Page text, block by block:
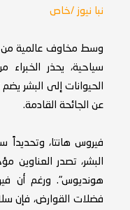
نبا نيوز /خاص
وسط مخاوف عالمية
سياحية، يحذر
الحيوانات إلى البشر
عن الجائحة القادمة.
فيروس هانتا، وتحديداً
البشر، تصدر
هونديوس". ورغم أن
فضلات القوارض، فإن